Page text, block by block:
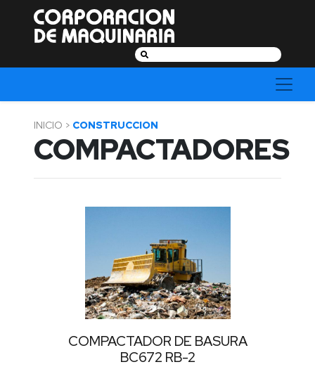
Buscar:
INICIO > CONSTRUCCION
COMPACTADORES
Agrícola
Construcción
COMPACTADOR DE BASURA
BC672 RB-2